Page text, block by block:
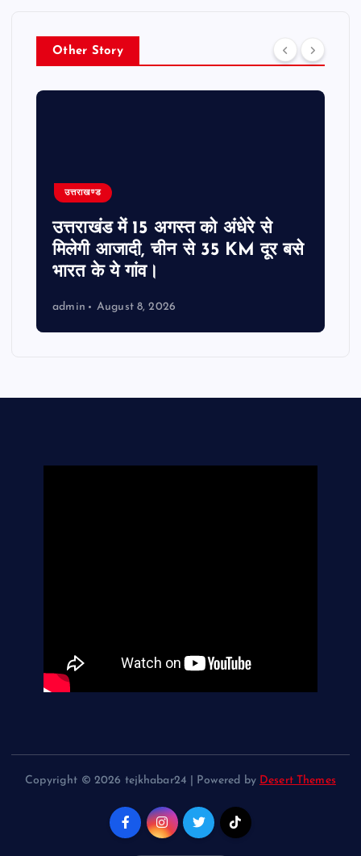
Other Story
उत्तराखण्ड
उत्तराखंड में 15 अगस्त को अंधेरे से
मिलेगी आजादी, चीन से 35 KM दूर बसे
भारत के ये गांव।
admin August 8, 2026
Copyright © 2026 tejkhabar24 | Powered by Desert Themes